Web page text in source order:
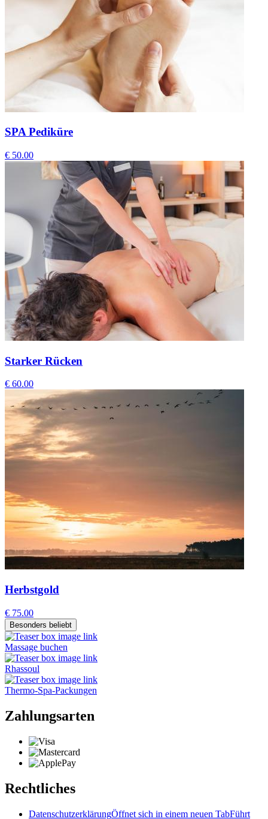
SPA Pediküre
€ 50.00
Starker Rücken
€ 60.00
Herbstgold
€ 75.00
Besonders beliebt
Massage buchen
Rhassoul
Thermo-Spa-Packungen
Zahlungsarten
Rechtliches
DatenschutzerklärungÖffnet sich in einem neuen TabFührt